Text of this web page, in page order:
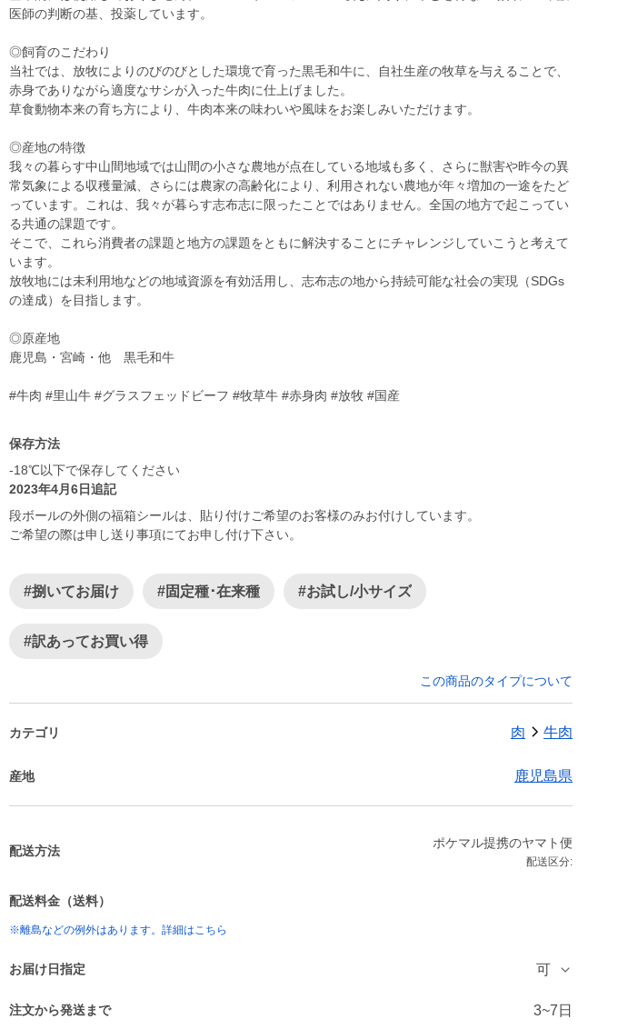
医師の判断の基、投薬しています。
◎飼育のこだわり
当社では、放牧によりのびのびとした環境で育った黒毛和牛に、自社生産の牧草を与えることで、
赤身でありながら適度なサシが入った牛肉に仕上げました。
草食動物本来の育ち方により、牛肉本来の味わいや風味をお楽しみいただけます。
◎産地の特徴
我々の暮らす中山間地域では山間の小さな農地が点在している地域も多く、さらに獣害や昨今の異
常気象による収穫量減、さらには農家の高齢化により、利用されない農地が年々増加の一途をたど
っています。これは、我々が暮らす志布志に限ったことではありません。全国の地方で起こってい
る共通の課題です。
そこで、これら消費者の課題と地方の課題をともに解決することにチャレンジしていこうと考えて
います。
放牧地には未利用地などの地域資源を有効活用し、志布志の地から持続可能な社会の実現（SDGs
の達成）を目指します。
◎原産地
鹿児島・宮崎・他 黒毛和牛
#牛肉 #里山牛 #グラスフェッドビーフ #牧草牛 #赤身肉 #放牧 #国産
保存方法
-18℃以下で保存してください
2023年4月6日追記
段ボールの外側の福箱シールは、貼り付けご希望のお客様のみお付けしています。
ご希望の際は申し送り事項にてお申し付け下さい。
#捌いてお届け #固定種･在来種 #お試し/小サイズ
#訳あってお買い得
この商品のタイプについて
カテゴリ 肉 牛肉
産地 鹿児島県
配送方法
ポケマル提携のヤマト便
配送区分:
配送料金（送料）
※離島などの例外はあります。詳細はこちら
お届け日指定 可
注文から発送まで 3~7日